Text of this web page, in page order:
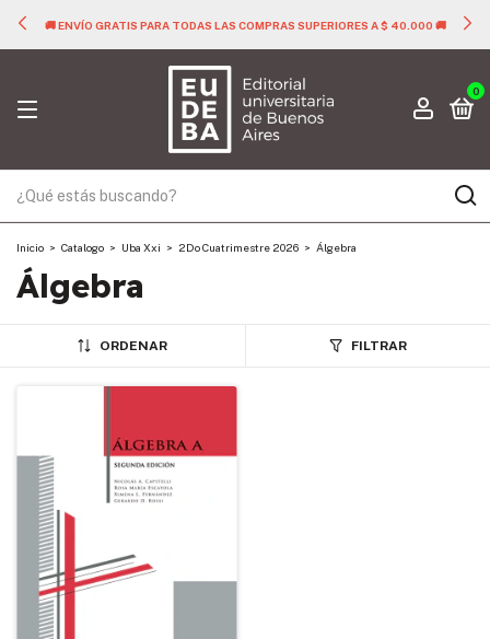
🚚 ENVÍO GRATIS PARA TODAS LAS COMPRAS SUPERIORES A $ 40.000 🚚
0
Inicio > Catalogo > Uba Xxi > 2Do Cuatrimestre 2026 > Álgebra
Álgebra
ORDENAR FILTRAR